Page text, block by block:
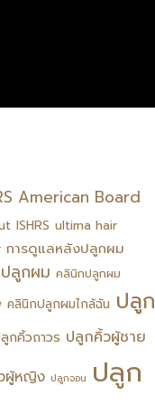
American Board
ISHRS ultima hair
การดูแลหลังปลูกผม
ลูกผม คลินิกปลูกผม
คลินิกปลูกผมไกล้ฉัน ปลูก
กคิ้วถาวร ปลูกคิ้วผู้ชาย
ผู้หญิง ปลูกจอน ปลูก